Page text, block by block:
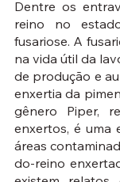
Dentre os
reino no
fusariose. A
na vida útil da
de produção e
enxertia da
gênero Piper,
enxertos, é uma
áreas
do-reino